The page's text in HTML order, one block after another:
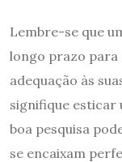
Lembre-se que
longo prazo para
adequação às
signifique esticar
boa pesquisa
se encaixam